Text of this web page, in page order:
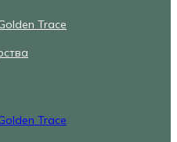
Trace
Trace